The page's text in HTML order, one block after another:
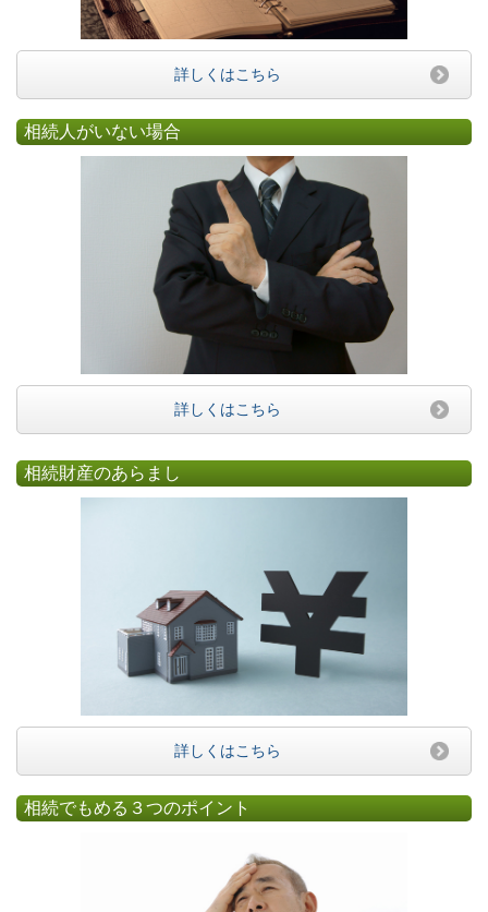
詳しくはこちら
相続人がいない場合
詳しくはこちら
相続財産のあらまし
詳しくはこちら
相続でもめる３つのポイント